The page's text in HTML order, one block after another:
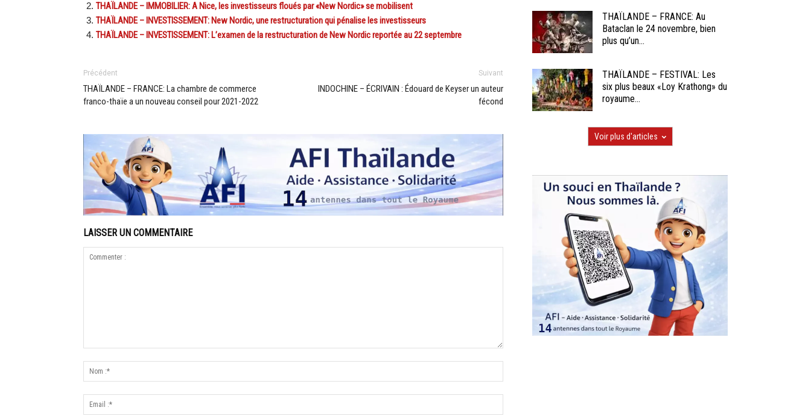
THAÏLANDE – IMMOBILIER: A Nice, les investisseurs floués par «New Nordic» se mobilisent
THAÏLANDE – INVESTISSEMENT: New Nordic, une restructuration qui pénalise les investisseurs
THAÏLANDE – INVESTISSEMENT: L’examen de la restructuration de New Nordic reportée au 22 septembre
Précédent
THAÏLANDE – FRANCE: La chambre de commerce
franco-thaïe a un nouveau conseil pour 2021-2022
Suivant
INDOCHINE – ÉCRIVAIN : Édouard de Keyser un auteur
fécond
LAISSER UN COMMENTAIRE
THAÏLANDE – FRANCE: Au
Bataclan le 24 novembre, bien
plus qu’un...
THAÏLANDE – FESTIVAL: Les
six plus beaux «Loy Krathong» du
royaume...
Voir plus d'articles